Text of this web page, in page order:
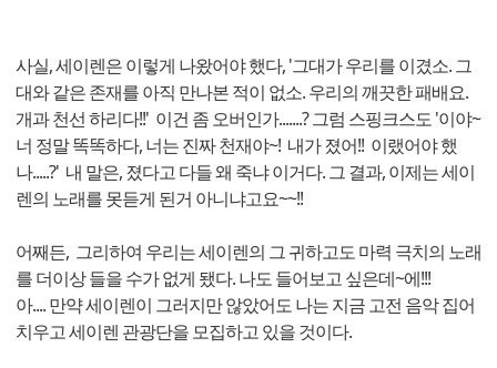
사실, 세이렌은 이렇게 나왔어야 했다, '그대가 우리를 이겼소. 그
대와 같은 존재를 아직 만나본 적이 없소. 우리의 깨끗한 패배요.
개과 천선 하리다!!' 이건 좀 오버인가.......? 그럼 스핑크스도 '이야~
너 정말 똑똑하다, 너는 진짜 천재야~! 내가 졌어!! 이랬어야 했
나.....?' 내 말은, 졌다고 다들 왜 죽냐 이거다. 그 결과, 이제는 세이
렌의 노래를 못듣게 된거 아니냐고요~~!!
어째든, 그리하여 우리는 세이렌의 그 귀하고도 마력 극치의 노래
를 더이상 들을 수가 없게 됐다. 나도 들어보고 싶은데~에!!!
아.... 만약 세이렌이 그러지만 않았어도 나는 지금 고전 음악 집어
치우고 세이렌 관광단을 모집하고 있을 것이다.